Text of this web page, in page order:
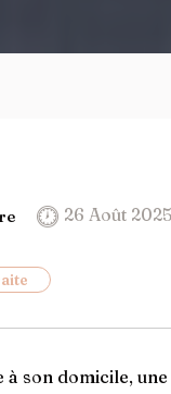
26 Août 2025
à son domicile, une